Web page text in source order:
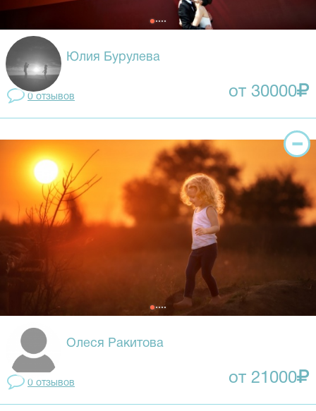
Юлия Бурулева
0 отзывов от 30000
Олеся Ракитова
0 отзывов от 21000